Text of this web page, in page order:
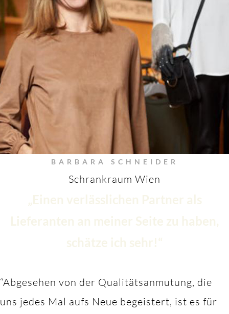
BARBARA SCHNEIDER
Schrankraum Wien
„Einen verlässlichen Partner als
Lieferanten an meiner Seite zu haben,
schätze ich sehr!“
“Abgesehen von der Qualitätsanmutung, die
uns jedes Mal aufs Neue begeistert, ist es für